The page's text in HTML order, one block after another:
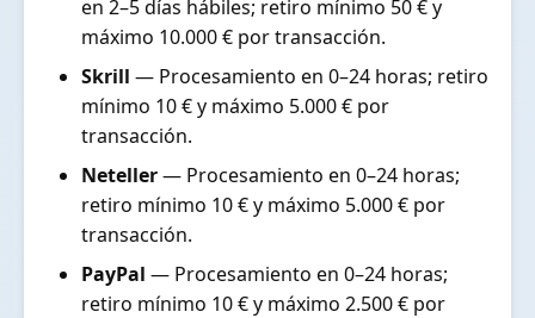
en 2–5 días hábiles; retiro mínimo 50 € y
máximo 10.000 € por transacción.
Skrill — Procesamiento en 0–24 horas; retiro
mínimo 10 € y máximo 5.000 € por
transacción.
Neteller— Procesamiento en 0–24 horas;
retiro mínimo 10 € y máximo 5.000 € por
transacción.
PayPal — Procesamiento en 0–24 horas;
retiro mínimo 10 € y máximo 2.500 € por